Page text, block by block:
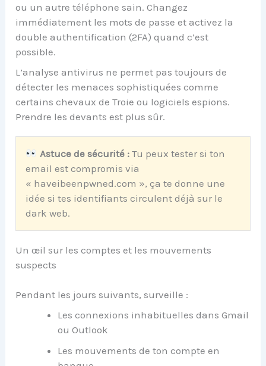
ou un autre téléphone sain. Changez
immédiatement les mots de passe et activez la
double authentification (2FA) quand c’est
possible.
L’analyse antivirus ne permet pas toujours de
détecter les menaces sophistiquées comme
certains chevaux de Troie ou logiciels espions.
Prendre les devants est plus sûr.
Astuce de sécurité :Tu peux tester si ton
email est compromis via
« haveibeenpwned.com », ça te donne une
idée si tes identifiants circulent déjà sur le
dark web.
Un œil sur les comptes et les mouvements
suspects
Pendant les jours suivants, surveille :
Les connexions inhabituelles dans Gmail
ou Outlook
Les mouvements de ton compte en